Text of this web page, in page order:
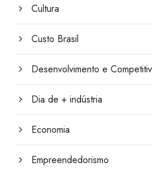
Cultura
Custo Brasil
Desenvolvimento e
Dia de + indústria
Economia
Empreendedorismo